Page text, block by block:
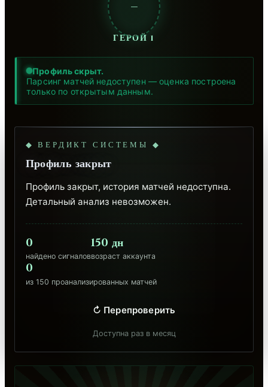
—
ГЕРОЙ 1
Профиль скрыт.
Парсинг матчей недоступен — оценка построена
только по открытым данным.
◆ ВЕРДИКТ СИСТЕМЫ ◆
Профиль закрыт
Профиль закрыт, история матчей недоступна.
Детальный анализ невозможен.
0
найдено сигналов
150 дн
возраст аккаунта
0
из 150 проанализированных матчей
↻ Перепроверить
Доступна раз в месяц